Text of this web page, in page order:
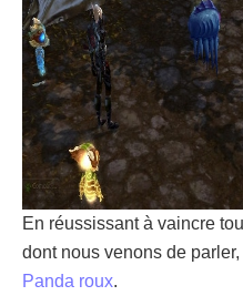
En réussissant à vaincre
dont nous venons de
Panda roux.